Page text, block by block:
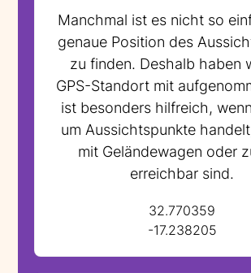
Manchmal ist es nicht so
genaue Position des
zu finden. Deshalb haben
GPS-Standort mit
ist besonders hilfreich,
um Aussichtspunkte
mit Geländewagen oder
erreichbar sind.
32.770359
-17.238205